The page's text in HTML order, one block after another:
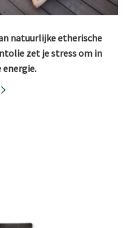
natuurlijke etherische
zet je stress om in
energie.